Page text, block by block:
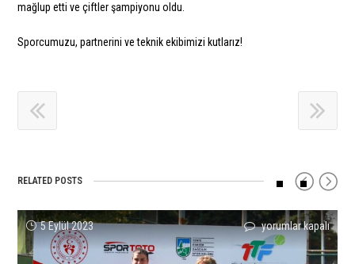
mağlup etti ve çiftler şampiyonu oldu.
Sporcumuzu, partnerini ve teknik ekibimizi kutlarız!
RELATED POSTS
5 Eylül 2023
Büyükler
Türkiye
yorumlar kapalı
Mars
Argun
yorumlar kapalı
Cem
İlkel
yorumlar kapalı
Kerem
ve
yorumlar kapalı
İrem
Kurt’tan
yorumlar kapalı
Ömer
Alkan
yorumlar kapalı